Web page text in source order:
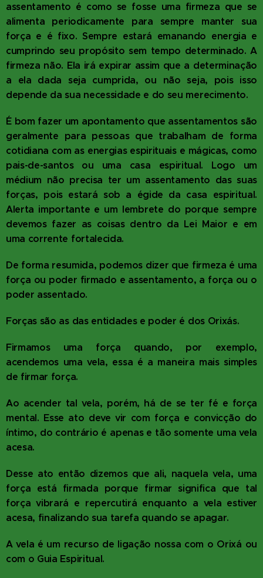
assentamento é como se fosse uma firmeza que se
alimenta periodicamente para sempre manter sua
força e é fixo. Sempre estará emanando energia e
cumprindo seu propósito sem tempo determinado. A
firmeza não. Ela irá expirar assim que a determinação
a ela dada seja cumprida, ou não seja, pois isso
depende da sua necessidade e do seu merecimento.
É bom fazer um apontamento que assentamentos são
geralmente para pessoas que trabalham de forma
cotidiana com as energias espirituais e mágicas, como
pais-de-santos ou uma casa espiritual. Logo um
médium não precisa ter um assentamento das suas
forças, pois estará sob a égide da casa espiritual.
Alerta importante e um lembrete do porque sempre
devemos fazer as coisas dentro da Lei Maior e em
uma corrente fortalecida.
De forma resumida, podemos dizer que firmeza é uma
força ou poder firmado e assentamento, a força ou o
poder assentado.
Forças são as das entidades e poder é dos Orixás.
Firmamos uma força quando, por exemplo,
acendemos uma vela, essa é a maneira mais simples
de firmar força.
Ao acender tal vela, porém, há de se ter fé e força
mental. Esse ato deve vir com força e convicção do
íntimo, do contrário é apenas e tão somente uma vela
acesa.
Desse ato então dizemos que ali, naquela vela, uma
força está firmada porque firmar significa que tal
força vibrará e repercutirá enquanto a vela estiver
acesa, finalizando sua tarefa quando se apagar.
A vela é um recurso de ligação nossa com o Orixá ou
com o Guia Espiritual.